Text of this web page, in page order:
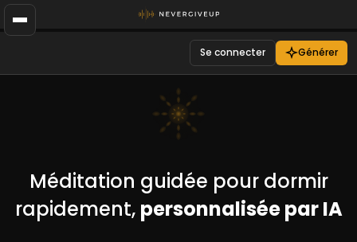
Se connecter Générer
Méditation guidée pour dormir
rapidement, personnalisée par IA